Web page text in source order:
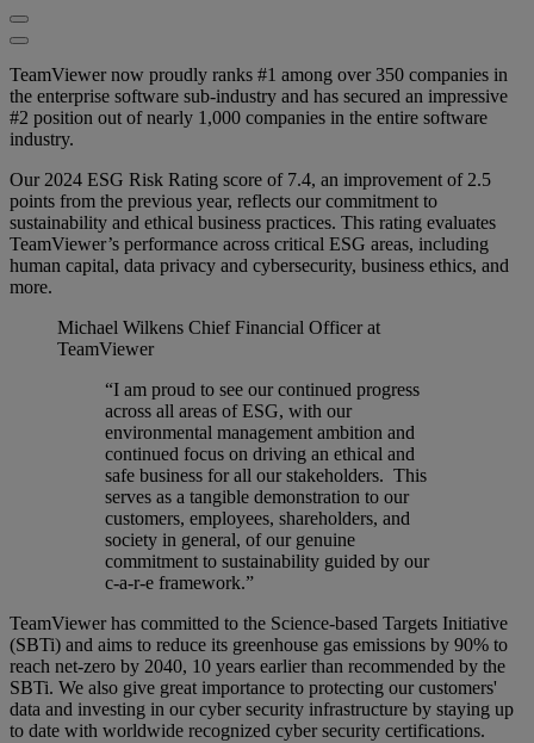
TeamViewer now proudly ranks #1 among over 350 companies in
the enterprise software sub-industry and has secured an impressive
#2 position out of nearly 1,000 companies in the entire software
industry.
Our 2024 ESG Risk Rating score of 7.4, an improvement of 2.5
points from the previous year, reflects our commitment to
sustainability and ethical business practices. This rating evaluates
TeamViewer’s performance across critical ESG areas, including
human capital, data privacy and cybersecurity, business ethics, and
more.
Michael Wilkens Chief Financial Officer at
TeamViewer
“I am proud to see our continued progress
across all areas of ESG, with our
environmental management ambition and
continued focus on driving an ethical and
safe business for all our stakeholders. This
serves as a tangible demonstration to our
customers, employees, shareholders, and
society in general, of our genuine
commitment to sustainability guided by our
c-a-r-e framework.”
TeamViewer has committed to the Science-based Targets Initiative
(SBTi) and aims to reduce its greenhouse gas emissions by 90% to
reach net-zero by 2040, 10 years earlier than recommended by the
SBTi. We also give great importance to protecting our customers'
data and investing in our cyber security infrastructure by staying up
to date with worldwide recognized cyber security certifications.